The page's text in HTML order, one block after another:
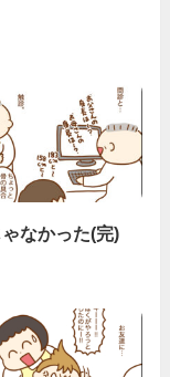
なかった(完)